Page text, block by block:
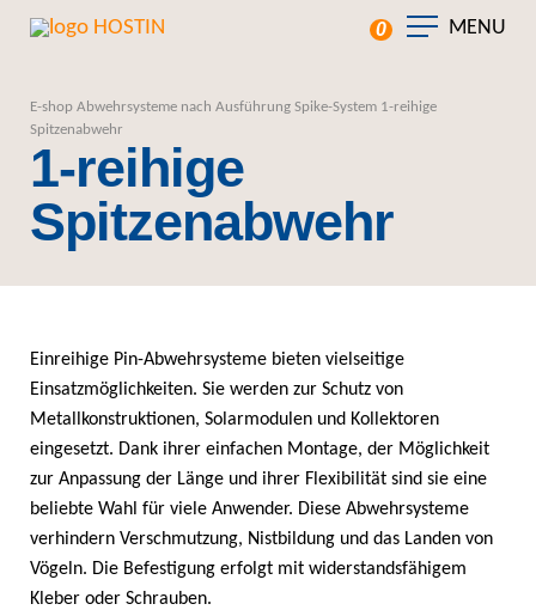
0 MENU
E-shop Abwehrsysteme nach Ausführung Spike-System 1-reihige
Spitzenabwehr
1-reihige
Spitzenabwehr
Einreihige Pin-Abwehrsysteme bieten vielseitige
Einsatzmöglichkeiten. Sie werden zur Schutz von
Metallkonstruktionen, Solarmodulen und Kollektoren
eingesetzt. Dank ihrer einfachen Montage, der Möglichkeit
zur Anpassung der Länge und ihrer Flexibilität sind sie eine
beliebte Wahl für viele Anwender. Diese Abwehrsysteme
verhindern Verschmutzung, Nistbildung und das Landen von
Vögeln. Die Befestigung erfolgt mit widerstandsfähigem
Kleber oder Schrauben.